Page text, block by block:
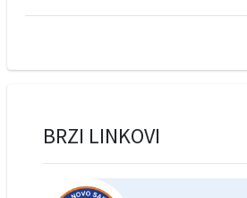
BRZI LINKOVI